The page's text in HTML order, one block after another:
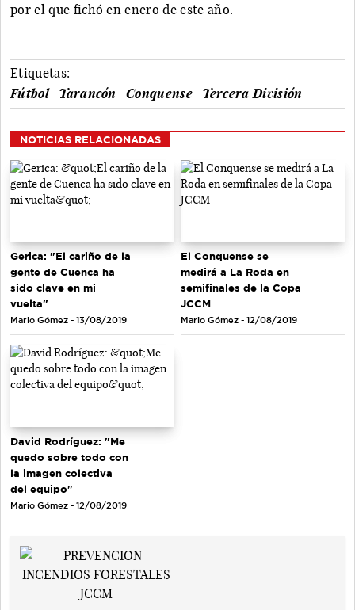
por el que fichó en enero de este año.
Etiquetas:
Fútbol
Tarancón Conquense Tercera División
NOTICIAS RELACIONADAS
Gerica: "El cariño de la
gente de Cuenca ha
sido clave en mi
vuelta"
Mario Gómez - 13/08/2019
El Conquense se
medirá a La Roda en
semifinales de la Copa
JCCM
Mario Gómez - 12/08/2019
David Rodríguez: "Me
quedo sobre todo con
la imagen colectiva
del equipo"
Mario Gómez - 12/08/2019